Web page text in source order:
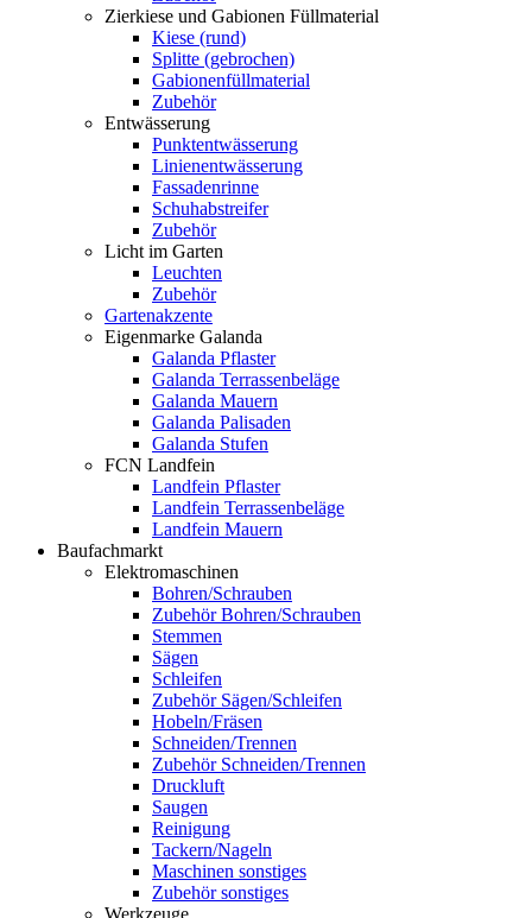
Zierkiese und Gabionen Füllmaterial
Kiese (rund)
Splitte (gebrochen)
Gabionenfüllmaterial
Zubehör
Entwässerung
Punktentwässerung
Linienentwässerung
Fassadenrinne
Schuhabstreifer
Zubehör
Licht im Garten
Leuchten
Zubehör
Gartenakzente
Eigenmarke Galanda
Galanda Pflaster
Galanda Terrassenbeläge
Galanda Mauern
Galanda Palisaden
Galanda Stufen
FCN Landfein
Landfein Pflaster
Landfein Terrassenbeläge
Landfein Mauern
Baufachmarkt
Elektromaschinen
Bohren/Schrauben
Zubehör Bohren/Schrauben
Stemmen
Sägen
Schleifen
Zubehör Sägen/Schleifen
Hobeln/Fräsen
Schneiden/Trennen
Zubehör Schneiden/Trennen
Druckluft
Saugen
Reinigung
Tackern/Nageln
Maschinen sonstiges
Zubehör sonstiges